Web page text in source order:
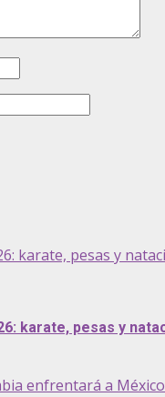
karate, pesas y
karate, pesas y
enfrentará a